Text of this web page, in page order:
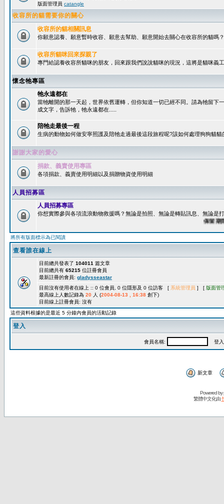
版面管理員 catangle
收容所的貓需要你的關心
收容所的貓相關訊息
你願意認養、願意暫時收容、願意去幫助、願意開始去關心在收容所的貓嗎？
收容所貓咪回來探親了
專門給認養收容所貓咪的朋友，回來跟我們說說貓咪的現況，這將是貓咪義
懷念牠專區
牠永遠都在
當牠離開的那一天起，世界依舊運轉，但你知道一切已經不同。請為牠留下
成文字，告訴牠，牠永遠都在.....
陪牠走最後一程
生病的動物如何做安寧照護及陪牠走過最後這段旅程呢?該如何處理狗狗貓貓
謝謝大家的愛心
捐款、義賣使用專區
各項捐款、義賣使用明細以及捐贈物資使用明細
人員招募區
人員招募專區
你想實際參與各項流浪動物救援嗎？無論是拍照、無論是轉貼訊息、無論是
保留期限
將所有版面標示為已閱讀
查看誰在線上
目前總共發表了 104011 篇文章
目前總共有 65215 位註冊會員
最新註冊的會員: gladysseastar
目前沒有使用者在線上 :: 0 位會員, 0 位隱形及 0 位訪客 [ 系統管理員 ] [ 版面管
最高線上人數記錄為 20 人 (2004-08-13 , 16:38 創下)
目前線上註冊會員: 沒有
這些資料根據的是最近 5 分鐘內會員的活動記錄
登入
會員名稱: 登入
新文章
Powered by
繁體中文化由